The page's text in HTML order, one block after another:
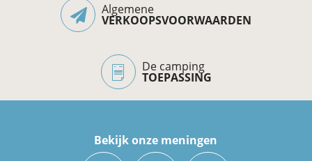
Algemene
VERKOOPSVOORWAARDEN
De camping
TOEPASSING
Bekijk onze meningen